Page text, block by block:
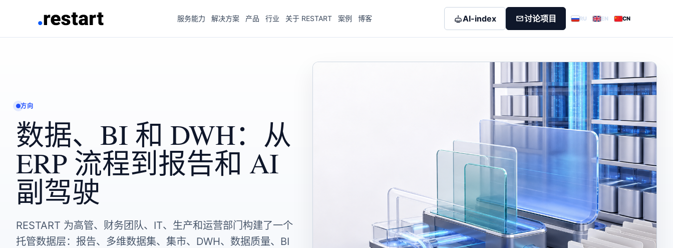
服务能力 解决方案 产品 行业 关于 RESTART 案例 博客 AI-index 讨论项目 RU EN CN
方向
数据、BI 和 DWH：从
ERP 流程到报告和 AI
副驾驶
RESTART 为高管、财务团队、IT、生产和运营部门构建了一个
托管数据层：报告、多维数据集、集市、DWH、数据质量、BI